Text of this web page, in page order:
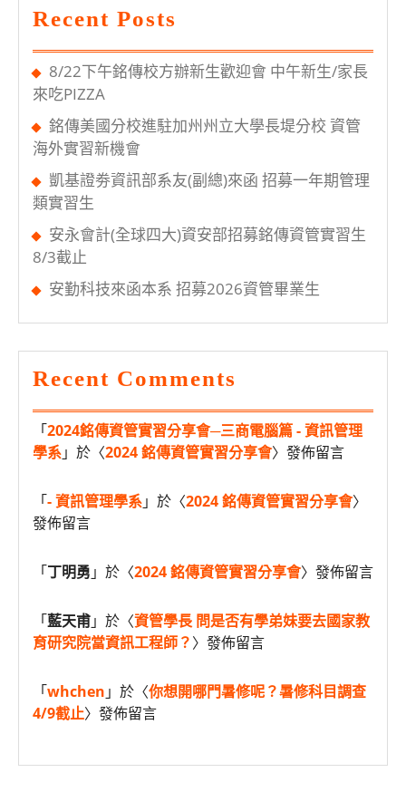
Recent Posts
8/22下午銘傳校方辦新生歡迎會 中午新生/家長
來吃PIZZA
銘傳美國分校進駐加州州立大學長堤分校 資管
海外實習新機會
凱基證劵資訊部系友(副總)來函 招募一年期管理
類實習生
安永會計(全球四大)資安部招募銘傳資管實習生
8/3截止
安勤科技來函本系 招募2026資管畢業生
Recent Comments
「2024銘傳資管實習分享會─三商電腦篇 - 資訊管理
學系」於〈2024 銘傳資管實習分享會〉發佈留言
「- 資訊管理學系」於〈2024 銘傳資管實習分享會〉
發佈留言
「丁明勇 」於〈2024 銘傳資管實習分享會〉發佈留言
「藍天甫」於〈資管學長 問是否有學弟妹要去國家教
育研究院當資訊工程師？〉發佈留言
「whchen 」於〈你想開哪門暑修呢？暑修科目調查
4/9截止〉發佈留言